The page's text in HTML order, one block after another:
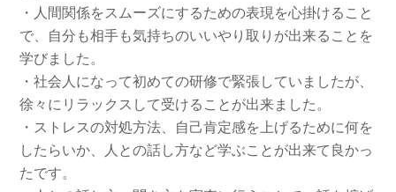
・人間関係をスムーズにするための表現を心掛けること
で、自分も相手も気持ちのいいやり取りが出来ることを
学びました。
・社会人になって初めての研修で緊張していましたが、
徐々にリラックスして受けることが出来ました。
・ストレスの対処方法、自己肯定感を上げるために何を
したらいか、人との話し方など学ぶことが出来て良かっ
たです。